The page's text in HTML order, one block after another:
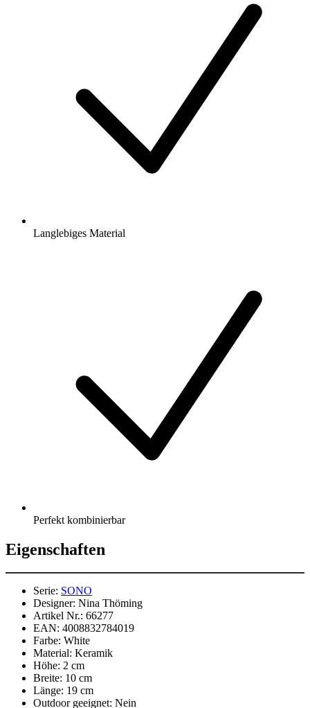
Langlebiges Material
Perfekt kombinierbar
Eigenschaften
Serie: SONO
Designer: Nina Thöming
Artikel Nr.: 66277
EAN: 4008832784019
Farbe: White
Material: Keramik
Höhe: 2 cm
Breite: 10 cm
Länge: 19 cm
Outdoor geeignet: Nein